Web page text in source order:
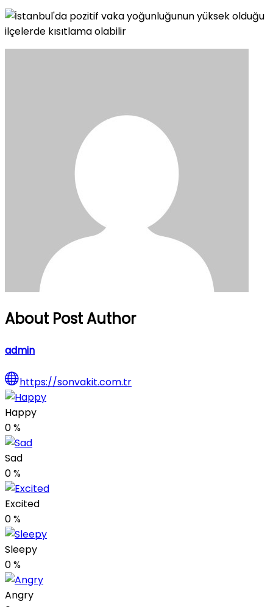
About Post Author
admin
https://sonvakit.com.tr
Happy
0%
Sad
0%
Excited
0%
Sleepy
0%
Angry